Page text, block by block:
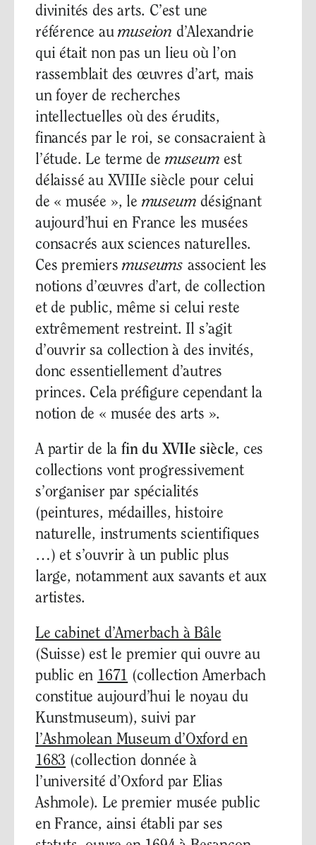
divinités des arts. C’est une
référence aumuseion d’Alexandrie
qui était non pas un lieu où l’on
rassemblait des œuvres d’art, mais
un foyer de recherches
intellectuelles où des érudits,
financés par le roi, se consacraient à
l’étude. Le terme demuseum est
délaissé au XVIIIe siècle pour celui
de « musée », lemuseum désignant
aujourd’hui en France les musées
consacrés aux sciences naturelles.
Ces premiersmuseums associent les
notions d’œuvres d’art, de collection
et de public, même si celui reste
extrêmement restreint. Il s’agit
d’ouvrir sa collection à des invités,
donc essentiellement d’autres
princes. Cela préfigure cependant la
notion de « musée des arts ».
A partir de la fin du XVIIe siècle, ces
collections vont progressivement
s’organiser par spécialités
(peintures, médailles, histoire
naturelle, instruments scientifiques
…) et s’ouvrir à un public plus
large, notamment aux savants et aux
artistes.
Le cabinet d’Amerbach à Bâle
(Suisse) est le premier qui ouvre au
public en 1671 (collection Amerbach
constitue aujourd’hui le noyau du
Kunstmuseum), suivi par
l’Ashmolean Museum d’Oxford en
1683 (collection donnée à
l’université d’Oxford par Elias
Ashmole). Le premier musée public
en France, ainsi établi par ses